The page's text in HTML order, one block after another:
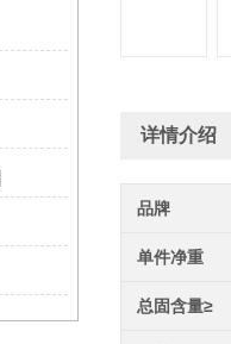
详情介绍
品牌
单件净重
总固含量≥